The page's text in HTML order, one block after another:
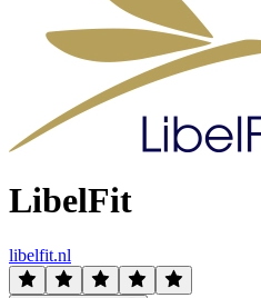
LibelFit
libelfit.nl